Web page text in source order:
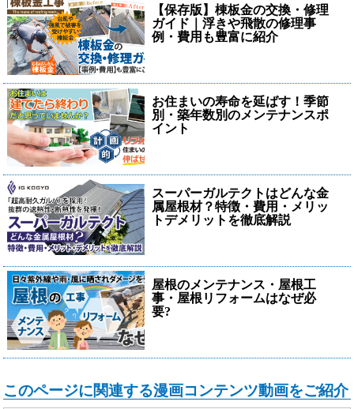
【保存版】棟板金の交換・修理
ガイド｜浮きや飛散の修理事
例・費用も豊富に紹介
お住まいの寿命を延ばす！季節
別・築年数別のメンテナンスポ
イント
スーパーガルテクトはどんな金
属屋根材？特徴・費用・メリッ
トデメリットを徹底解説
屋根のメンテナンス・屋根工
事・屋根リフォームはなぜ必
要?
このページに関連する漫画コンテンツ動画をご紹介